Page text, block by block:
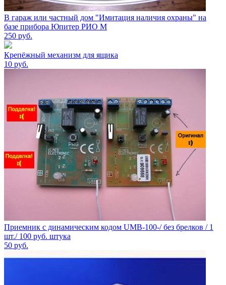
В гараж или частный дом "Имитация наличия охраны" на
базе прибора Юпитер РИО М
250 руб.
Крепёжный механизм для ящика
10 руб.
Приемник с динамическим кодом UMB-100-/ без брелков / 1
шт./ 100 руб. штука
50 руб.